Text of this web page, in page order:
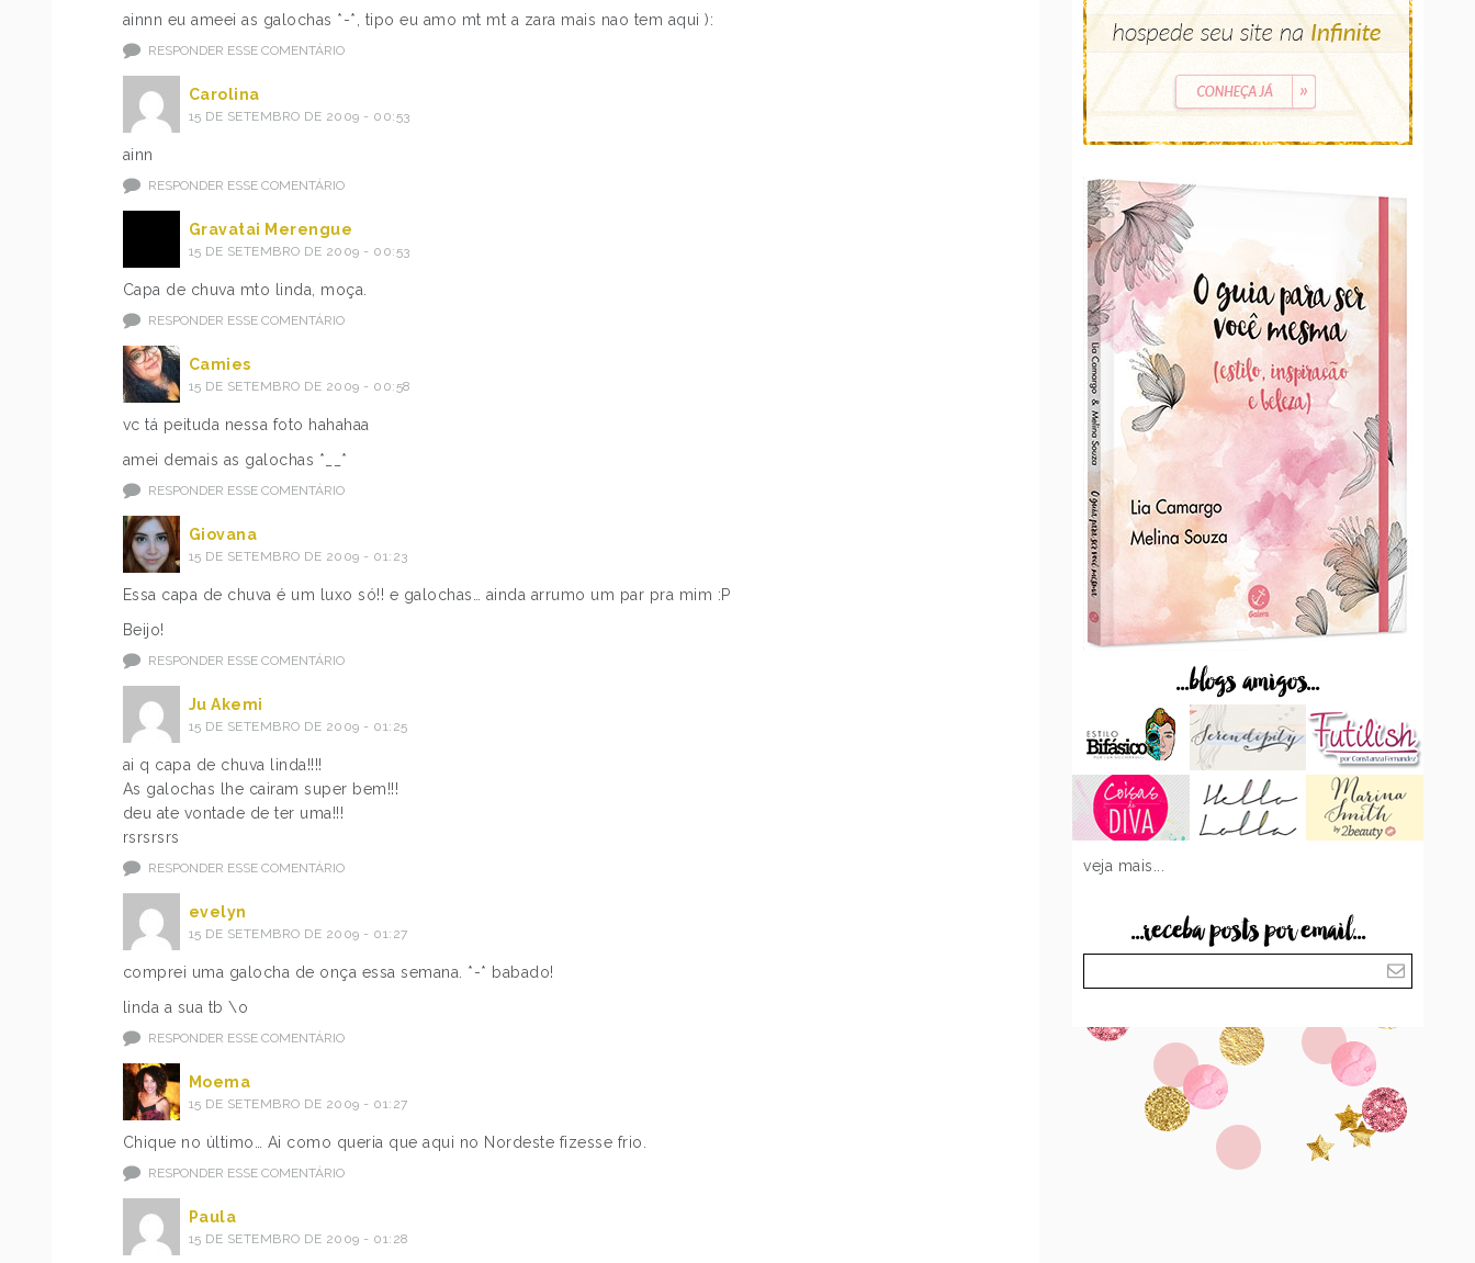
ainnn eu ameei as galochas *-*, tipo eu amo mt mt a zara mais nao tem aqui ):
RESPONDER ESSE COMENTÁRIO
Carolina
15 DE SETEMBRO DE 2009 - 00:53
ainn
RESPONDER ESSE COMENTÁRIO
Gravatai Merengue
15 DE SETEMBRO DE 2009 - 00:53
Capa de chuva mto linda, moça.
RESPONDER ESSE COMENTÁRIO
Camies
15 DE SETEMBRO DE 2009 - 00:58
vc tá peituda nessa foto hahahaa
amei demais as galochas *__*
RESPONDER ESSE COMENTÁRIO
Giovana
15 DE SETEMBRO DE 2009 - 01:23
Essa capa de chuva é um luxo só!! e galochas… ainda arrumo um par pra mim :P
Beijo!
RESPONDER ESSE COMENTÁRIO
Ju Akemi
15 DE SETEMBRO DE 2009 - 01:25
ai q capa de chuva linda!!!!
As galochas lhe cairam super bem!!!
deu ate vontade de ter uma!!!
rsrsrsrs
RESPONDER ESSE COMENTÁRIO
evelyn
15 DE SETEMBRO DE 2009 - 01:27
comprei uma galocha de onça essa semana. *-* babado!
linda a sua tb \o
RESPONDER ESSE COMENTÁRIO
Moema
15 DE SETEMBRO DE 2009 - 01:27
Chique no último… Ai como queria que aqui no Nordeste fizesse frio.
RESPONDER ESSE COMENTÁRIO
Paula
15 DE SETEMBRO DE 2009 - 01:28
...blogs amigos...
veja mais...
...receba posts por email...